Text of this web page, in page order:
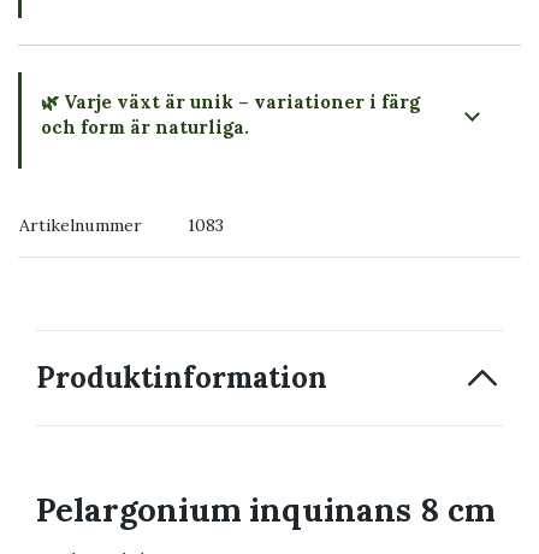
🌿 Varje växt är unik – variationer i färg
och form är naturliga.
Artikelnummer 1083
Produktinformation
Pelargonium inquinans 8 cm